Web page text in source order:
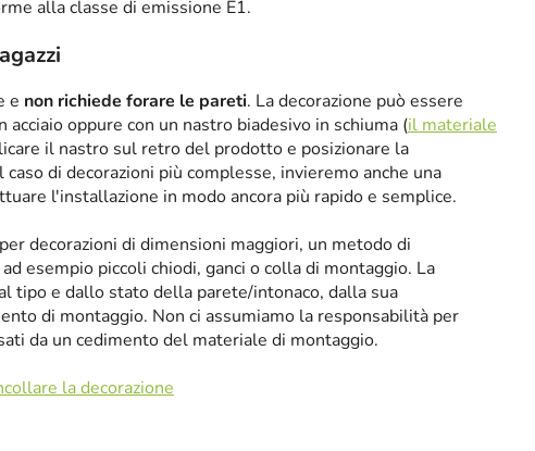
alla classe di emissione E1.
e non richiede forare le pareti. La decorazione può essere
oppure con un nastro biadesivo in schiuma (il materiale
il nastro sul retro del prodotto e posizionare la
di decorazioni più complesse, invieremo anche una
l'installazione in modo ancora più rapido e semplice.
decorazioni di dimensioni maggiori, un metodo di
esempio piccoli chiodi, ganci o colla di montaggio. La
tipo e dallo stato della parete/intonaco, dalla sua
di montaggio. Non ci assumiamo la responsabilità per
da un cedimento del materiale di montaggio.
la decorazione